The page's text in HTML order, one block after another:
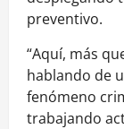
preventivo.
“Aquí, más
hablando de
fenómeno
trabajando